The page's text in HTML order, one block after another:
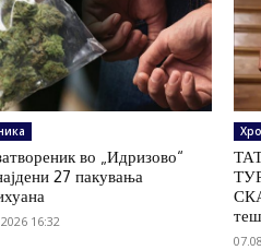
во „Идризово“
27 пакувања
16:32